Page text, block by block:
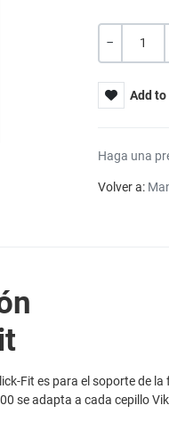
Cantidad
Add
Haga una
Volver a:
Fit es para el soporte de
se adapta a cada cepillo